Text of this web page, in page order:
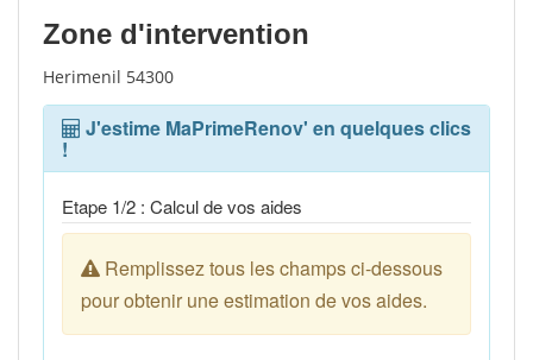
Zone d'intervention
Herimenil 54300